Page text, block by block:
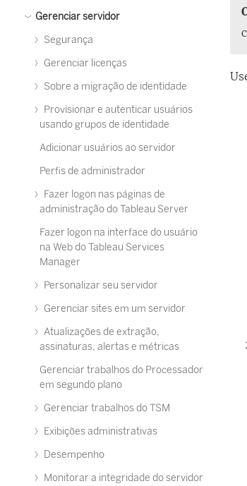
Gerenciar servidor
Segurança
Gerenciar licenças
Sobre a migração de identidade
Provisionar e autenticar usuários
usando grupos de identidade
Adicionar usuários ao servidor
Perfis de administrador
Fazer logon nas páginas de
administração do Tableau Server
Fazer logon na interface do usuário
na Web do Tableau Services
Manager
Personalizar seu servidor
Gerenciar sites em um servidor
Atualizações de extração,
assinaturas, alertas e métricas
Gerenciar trabalhos do Processador
em segundo plano
Gerenciar trabalhos do TSM
Exibições administrativas
Desempenho
Monitorar a integridade do servidor